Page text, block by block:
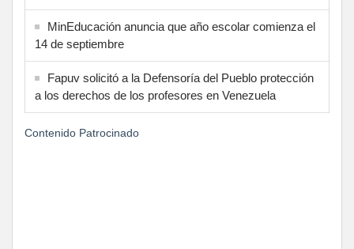
MinEducación anuncia que año escolar comienza el
14 de septiembre
Fapuv solicitó a la Defensoría del Pueblo protección
a los derechos de los profesores en Venezuela
Contenido Patrocinado